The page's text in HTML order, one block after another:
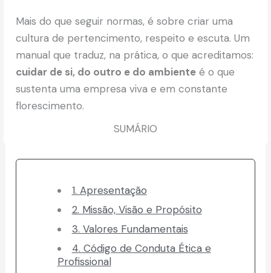
Mais do que seguir normas, é sobre criar uma
cultura de pertencimento, respeito e escuta. Um
manual que traduz, na prática, o que acreditamos:
cuidar de si, do outro e do ambiente é o que
sustenta uma empresa viva e em constante
florescimento.
SUMÁRIO
1. Apresentação
2. Missão, Visão e Propósito
3. Valores Fundamentais
4. Código de Conduta Ética e
Profissional